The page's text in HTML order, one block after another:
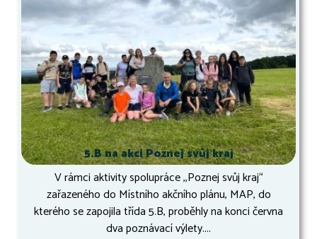
5.B na akci Poznej svůj kraj
V rámci aktivity spolupráce ,,Poznej svůj kraj“
zařazeného do Místního akčního plánu, MAP, do
kterého se zapojila třída 5.B, proběhly na konci června
dva poznávací výlety....